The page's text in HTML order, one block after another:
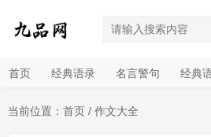
首页 经典语录 名言警句 经典
当前位置： 首页 / 作文大全